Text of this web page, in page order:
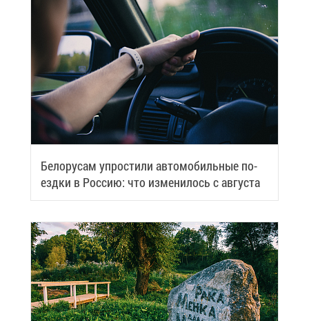
Бе­ло­ру­сам упро­сти­ли ав­то­мо­биль­ные по­
езд­ки в Рос­сию: что из­ме­ни­лось с ав­гу­ста